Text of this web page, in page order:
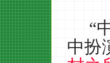
“
中扮